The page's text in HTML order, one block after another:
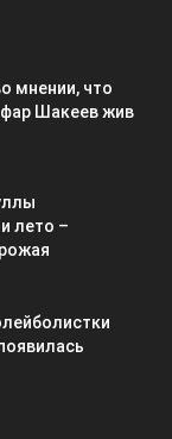
мнении, что
Шакеев жив
лето –